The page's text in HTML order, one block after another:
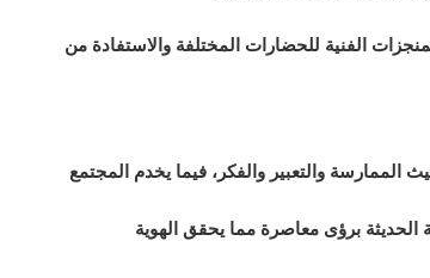
الفنية للحضارات المختلفة والاستفادة من
الممارسة والتعبير والفكر، فيما يخدم المجتمع
الحديثة برؤى معاصرة مما يحقق الهوية